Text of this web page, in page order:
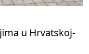
u Hrvatskoj-